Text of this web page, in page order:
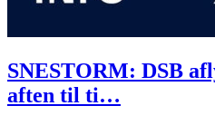
SNESTORM: DSB
aften til ti…